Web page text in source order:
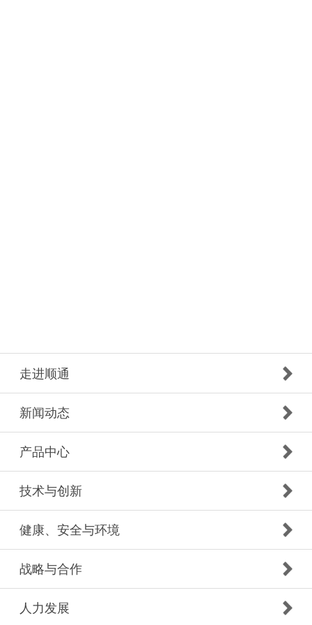
走进顺通
新闻动态
产品中心
技术与创新
健康、安全与环境
战略与合作
人力发展